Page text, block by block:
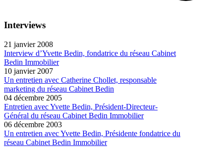
Interviews
21 janvier 2008
Interview d’Yvette Bedin, fondatrice du réseau Cabinet
Bedin Immobilier
10 janvier 2007
Un entretien avec Catherine Chollet, responsable
marketing du réseau Cabinet Bedin
04 décembre 2005
Entretien avec Yvette Bedin, Président-Directeur-
Général du réseau Cabinet Bedin Immobilier
06 décembre 2003
Un entretien avec Yvette Bedin, Présidente fondatrice du
réseau Cabinet Bedin Immobilier